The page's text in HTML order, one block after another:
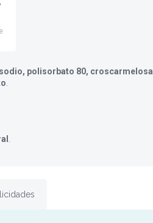
polisorbato 80, croscarmelosa